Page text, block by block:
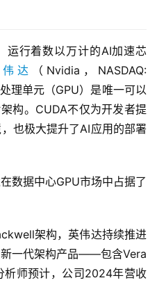
运行着数以万计的AI加速芯
达
（Nvidia，NASDAQ:
理单元（GPU）是唯一可以
构。CUDA不仅为开发者提
也极大提升了AI应用的部署
数据中心GPU市场中占据了
架构，英伟达持续推进
一代架构产品——包含Vera
析师预计，公司2024年营收